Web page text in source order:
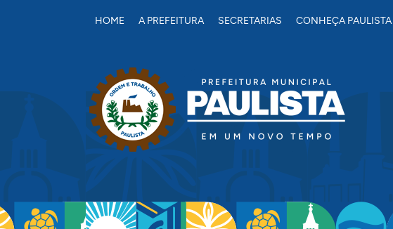
HOME A PREFEITURA SECRETARIAS CONHEÇA PAULISTA